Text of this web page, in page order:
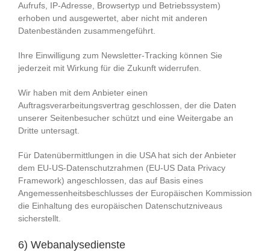
Aufrufs, IP-Adresse, Browsertyp und Betriebssystem)
erhoben und ausgewertet, aber nicht mit anderen
Datenbeständen zusammengeführt.
Ihre Einwilligung zum Newsletter-Tracking können Sie
jederzeit mit Wirkung für die Zukunft widerrufen.
Wir haben mit dem Anbieter einen
Auftragsverarbeitungsvertrag geschlossen, der die Daten
unserer Seitenbesucher schützt und eine Weitergabe an
Dritte untersagt.
Für Datenübermittlungen in die USA hat sich der Anbieter
dem EU-US-Datenschutzrahmen (EU-US Data Privacy
Framework) angeschlossen, das auf Basis eines
Angemessenheitsbeschlusses der Europäischen Kommission
die Einhaltung des europäischen Datenschutzniveaus
sicherstellt.
6) Webanalysedienste